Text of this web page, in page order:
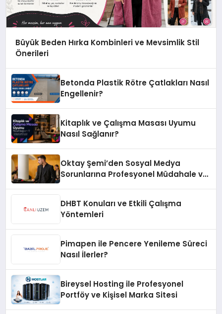
Büyük Beden Hırka Kombinleri ve Mevsimlik Stil
Önerileri
Betonda Plastik Rötre Çatlakları Nasıl
Engellenir?
Kitaplık ve Çalışma Masası Uyumu
Nasıl Sağlanır?
Oktay Şemi’den Sosyal Medya
Sorunlarına Profesyonel Müdahale ve
DHBT Konuları ve Etkili Çalışma
Yöntemleri
Pimapen ile Pencere Yenileme Süreci
Nasıl İlerler?
Bireysel Hosting ile Profesyonel
Portföy ve Kişisel Marka Sitesi